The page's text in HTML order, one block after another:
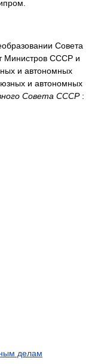
Совета
Министров СССР и
и автономных
и автономных
Совета СССР:
делам